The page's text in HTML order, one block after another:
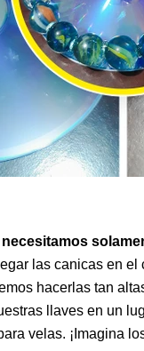
necesitamos
las canicas en
hacerlas tan
llaves en un
velas. ¡Imagina